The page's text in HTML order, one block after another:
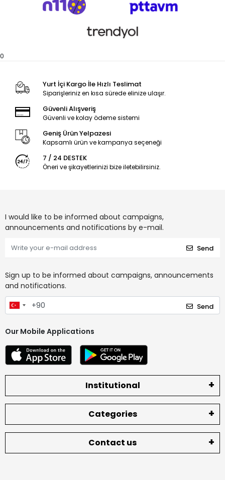
0
Yurt İçi Kargo İle Hızlı Teslimat
Siparişleriniz en kısa sürede elinize ulaşır.
Güvenli Alışveriş
Güvenli ve kolay ödeme sistemi
Geniş Ürün Yelpazesi
Kapsamlı ürün ve kampanya seçeneği
7 / 24 DESTEK
Öneri ve şikayetlerinizi bize iletebilirsiniz.
I would like to be informed about campaigns,
announcements and notifications by e-mail.
Send
Sign up to be informed about campaigns, announcements
and notifications.
Send
Our Mobile Applications
Institutional
Categories
Contact us